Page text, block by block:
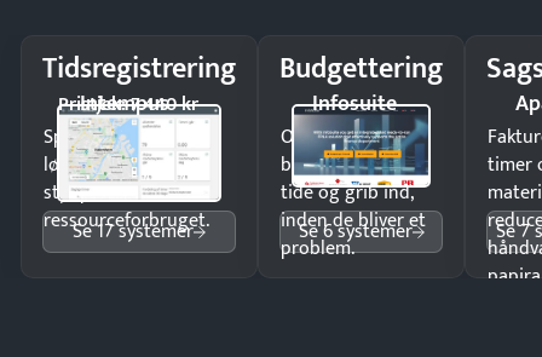
Tidsregistrering
Intempus
Pristjek: 7.440 kr
Spar tid på
lønberegning og få
styr på
ressourceforbruget.
Se 17 systemer
Budgettering
Infosuite
Opdag
budgetafvigelser i
tide og grib ind,
inden de bliver et
problem.
Se 6 systemer
timer
Se 7